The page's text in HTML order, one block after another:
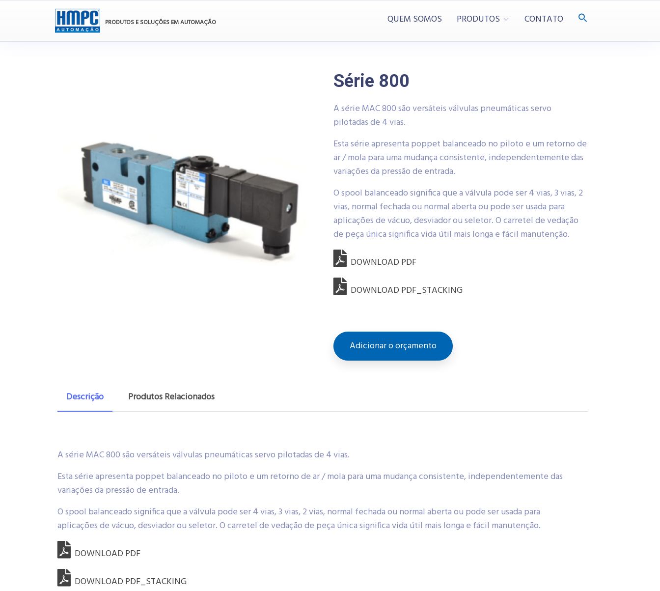
PRODUTOS E SOLUÇÕES EM AUTOMAÇÃO QUEM SOMOS PRODUTOS CONTATO
Série 800
A série MAC 800 são versáteis válvulas pneumáticas servo
pilotadas de 4 vias.
Esta série apresenta poppet balanceado no piloto e um retorno de
ar / mola para uma mudança consistente, independentemente das
variações da pressão de entrada.
O spool balanceado significa que a válvula pode ser 4 vias, 3 vias, 2
vias, normal fechada ou normal aberta ou pode ser usada para
aplicações de vácuo, desviador ou seletor. O carretel de vedação
de peça única significa vida útil mais longa e fácil manutenção.
DOWNLOAD PDF
DOWNLOAD PDF_STACKING
Adicionar o orçamento
Descrição Produtos Relacionados
A série MAC 800 são versáteis válvulas pneumáticas servo pilotadas de 4 vias.
Esta série apresenta poppet balanceado no piloto e um retorno de ar / mola para uma mudança consistente, independentemente das
variações da pressão de entrada.
O spool balanceado significa que a válvula pode ser 4 vias, 3 vias, 2 vias, normal fechada ou normal aberta ou pode ser usada para
aplicações de vácuo, desviador ou seletor. O carretel de vedação de peça única significa vida útil mais longa e fácil manutenção.
DOWNLOAD PDF
DOWNLOAD PDF_STACKING